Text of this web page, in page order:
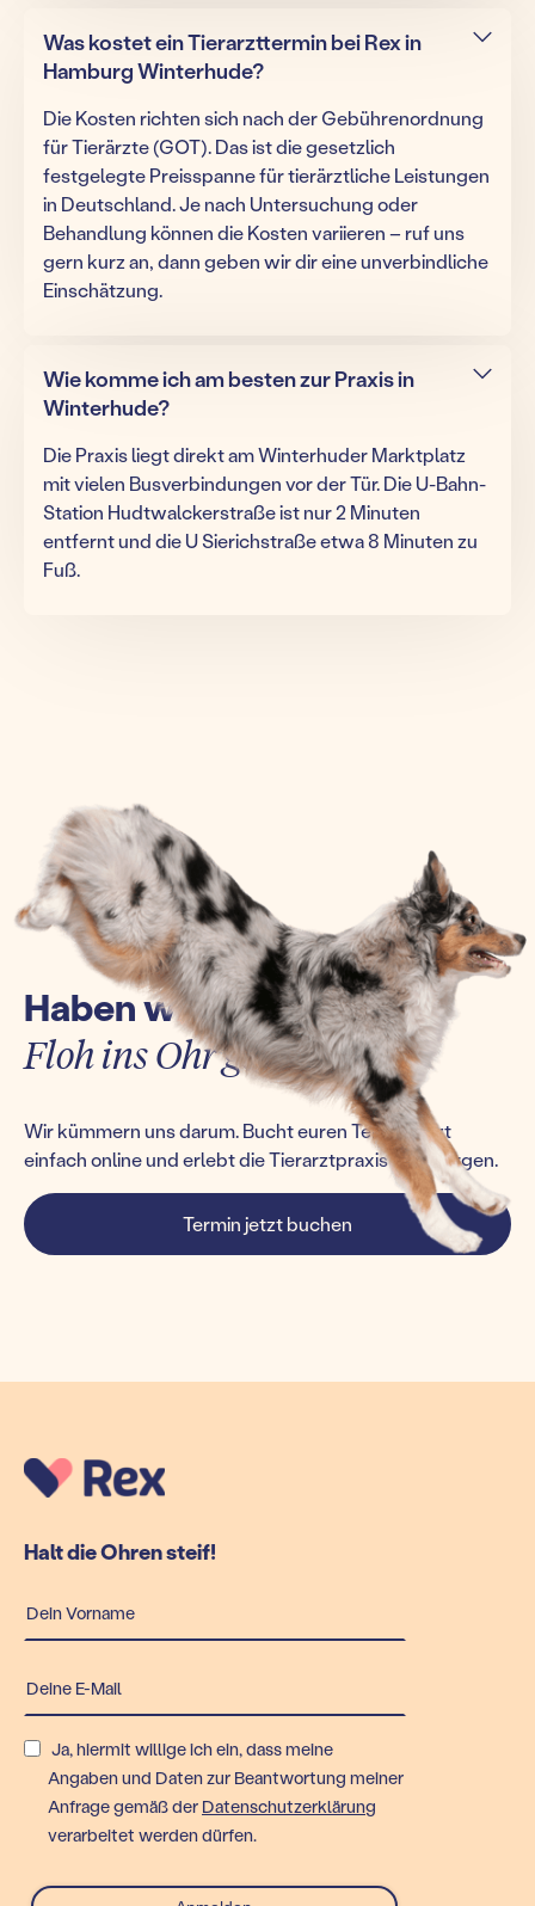
Was kostet ein Tierarzttermin bei Rex in
Hamburg Winterhude?
Die Kosten richten sich nach der Gebührenordnung
für Tierärzte (GOT). Das ist die gesetzlich
festgelegte Preisspanne für tierärztliche Leistungen
in Deutschland. Je nach Untersuchung oder
Behandlung können die Kosten variieren – ruf uns
gern kurz an, dann geben wir dir eine unverbindliche
Einschätzung.
Wie komme ich am besten zur Praxis in
Winterhude?
Die Praxis liegt direkt am Winterhuder Marktplatz
mit vielen Busverbindungen vor der Tür. Die U-Bahn-
Station Hudtwalckerstraße ist nur 2 Minuten
entfernt und die U Sierichstraße etwa 8 Minuten zu
Fuß.
Haben wir euch einen
Floh ins Ohr gesetzt?
Wir kümmern uns darum. Bucht euren Termin jetzt
einfach online und erlebt die Tierarztpraxis von morgen.
Termin jetzt buchen
Halt die Ohren steif!
Ja, hiermit willige ich ein, dass meine
Angaben und Daten zur Beantwortung meiner
Anfrage gemäß der Datenschutzerklärung
verarbeitet werden dürfen.